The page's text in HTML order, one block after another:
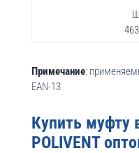
Примечание:
EAN-13
Купить муфту
POLIVENT